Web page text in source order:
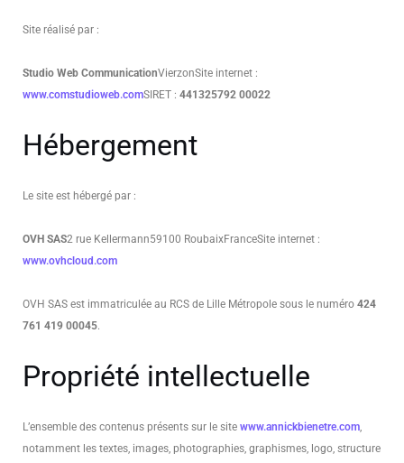
Site réalisé par :
Studio Web CommunicationVierzonSite internet :
www.comstudioweb.comSIRET : 441325792 00022
Hébergement
Le site est hébergé par :
OVH SAS2 rue Kellermann59100 RoubaixFranceSite internet :
www.ovhcloud.com
OVH SAS est immatriculée au RCS de Lille Métropole sous le numéro 424
761 419 00045.
Propriété intellectuelle
L’ensemble des contenus présents sur le site www.annickbienetre.com,
notamment les textes, images, photographies, graphismes, logo, structure